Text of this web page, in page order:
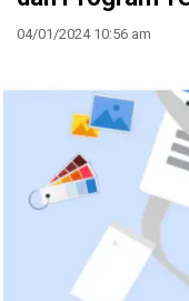
04/01/2024 10:56 am